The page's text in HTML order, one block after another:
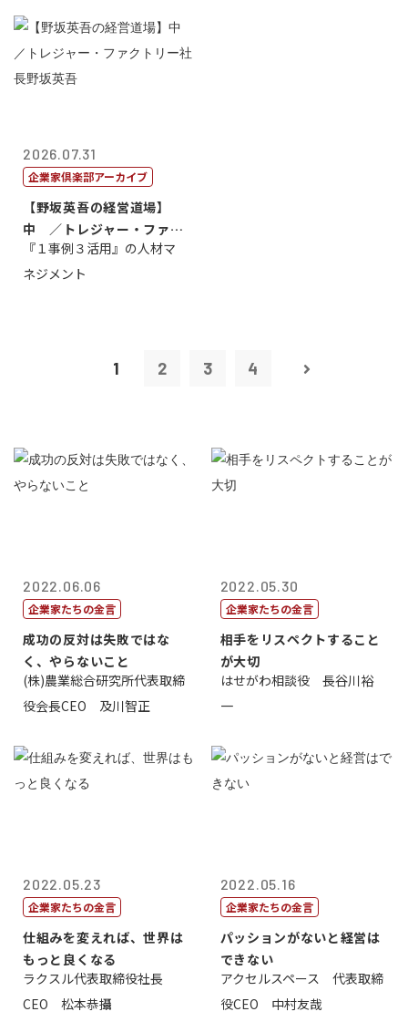
2026.07.31
企業家倶楽部アーカイブ
【野坂英吾の経営道場】
中 ／トレジャー・ファク
トリー社長野坂...
『１事例３活用』の人材マ
ネジメント
1 2 3 4
2022.06.06
企業家たちの金言
成功の反対は失敗ではな
く、やらないこと
(株)農業総合研究所代表取締
役会長CEO 及川智正
2022.05.30
企業家たちの金言
相手をリスペクトすること
が大切
はせがわ相談役 長谷川裕
一
2022.05.23
企業家たちの金言
仕組みを変えれば、世界は
もっと良くなる
ラクスル代表取締役社長
CEO 松本恭攝
2022.05.16
企業家たちの金言
パッションがないと経営は
できない
アクセルスペース 代表取締
役CEO 中村友哉